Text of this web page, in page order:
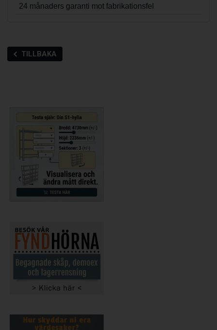
24 månaders garanti mot fabrikationsfel
TILLBAKA